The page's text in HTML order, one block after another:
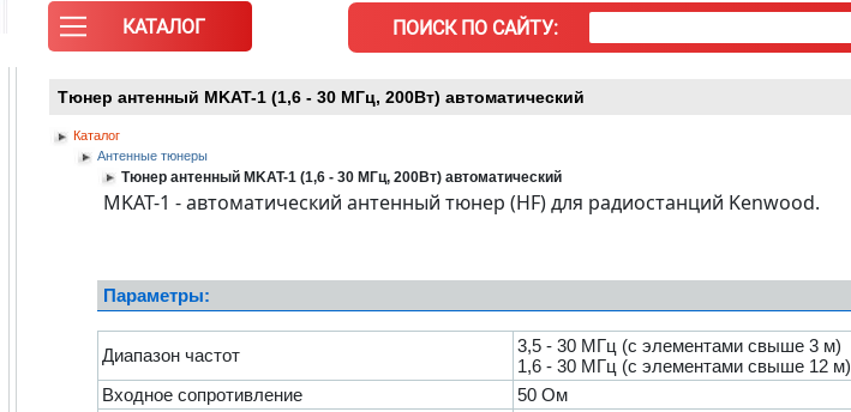
КАТАЛОГ ПОИСК ПО САЙТУ:
Тюнер антенный MKAT-1 (1,6 - 30 МГц, 200Вт) автоматический
Каталог
Антенные тюнеры
Тюнер антенный MKAT-1 (1,6 - 30 МГц, 200Вт) автоматический
MKAT-1 - автоматический антенный тюнер (HF) для радиостанций Kenwood.
Параметры:
Диапазон частот
3,5 - 30 МГц (с элементами свыше 3 м)
1,6 - 30 МГц (с элементами свыше 12 м)
Входное сопротивление
50 Ом